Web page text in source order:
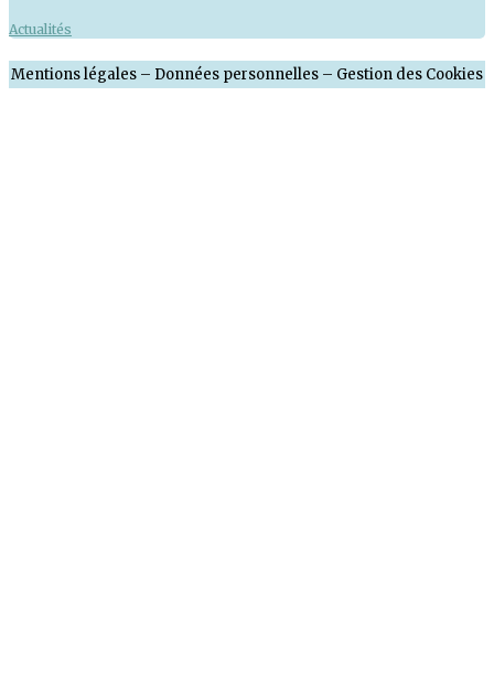
Actualités
Mentions légales – Données personnelles – Gestion des Cookies